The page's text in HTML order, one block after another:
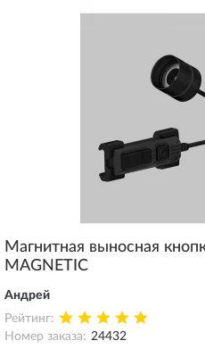
Магнитная выносная
MAGNETIC
Андрей
Рейтинг:
Номер заказа: 24432